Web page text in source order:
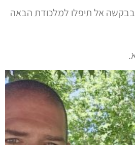
אל תיפלו למלכודת הבאה